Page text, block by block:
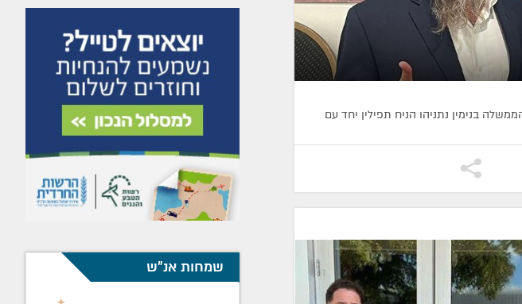
בנימין נתניהו הניח תפילין יחד עם
שמחות אנ"ש